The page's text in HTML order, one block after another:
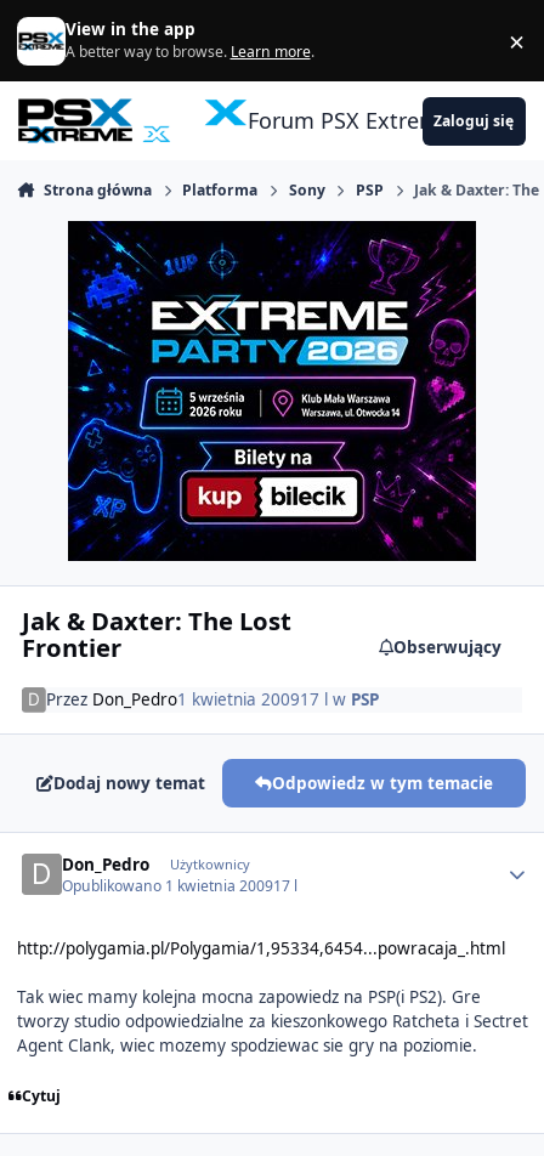
Skocz do zawartości
View in the app
A better way to browse. Learn more. ×
Forum PSX ExtremeZaloguj się
Strona główna Platforma Sony PSP Jak & Daxter:
Jak & Daxter: The Lost
Frontier Obserwujący
Przez Don_Pedro1 kwietnia 200917 l w PSP
Dodaj nowy temat Odpowiedz w tym temacie
Don_Pedro Użytkownicy
Opublikowano 1 kwietnia 200917 l
http://polygamia.pl/Polygamia/1,95334,6454...powracaja_.html
Tak wiec mamy kolejna mocna zapowiedz na PSP(i PS2). Gre
tworzy studio odpowiedzialne za kieszonkowego Ratcheta i Sectret
Agent Clank, wiec mozemy spodziewac sie gry na poziomie.
Cytuj